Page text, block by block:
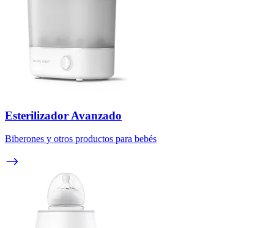
Esterilizador Avanzado
Biberones y otros productos para bebés